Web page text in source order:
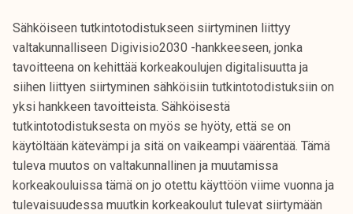
Sähköiseen tutkintotodistukseen siirtyminen liittyy
valtakunnalliseen Digivisio2030 -hankkeeseen, jonka
tavoitteena on kehittää korkeakoulujen digitalisuutta ja
siihen liittyen siirtyminen sähköisiin tutkintotodistuksiin on
yksi hankkeen tavoitteista. Sähköisestä
tutkintotodistuksesta on myös se hyöty, että se on
käytöltään kätevämpi ja sitä on vaikeampi väärentää. Tämä
tuleva muutos on valtakunnallinen ja muutamissa
korkeakouluissa tämä on jo otettu käyttöön viime vuonna ja
tulevaisuudessa muutkin korkeakoulut tulevat siirtymään